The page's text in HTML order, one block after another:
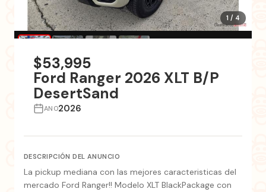
1 / 4
$53,995
Ford Ranger 2026 XLT B/P
DesertSand
ANO2026
DESCRIPCIÓN DEL ANUNCIO
La pickup mediana con las mejores caracteristicas del
mercado Ford Ranger!! Modelo XLT BlackPackage con